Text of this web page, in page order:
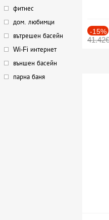
фитнес
дом. любимци
вътрешен басейн
Wi-Fi интернет
външен басейн
парна баня
-15%
41.42€